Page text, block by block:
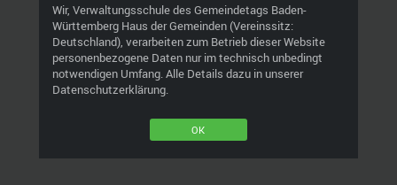
Wir, Verwaltungsschule des Gemeindetags Baden-
Württemberg Haus der Gemeinden (Vereinssitz:
Deutschland), verarbeiten zum Betrieb dieser Website
personenbezogene Daten nur im technisch unbedingt
notwendigen Umfang. Alle Details dazu in unserer
Datenschutzerklärung.
OK